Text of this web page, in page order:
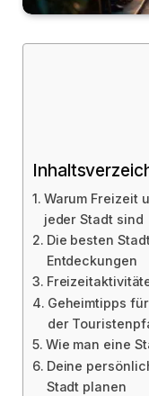
Warum Freizeit
jeder Stadt sind
Die besten
Entdeckungen
Geheimtipps
der
Wie man eine
Deine
Stadt planen